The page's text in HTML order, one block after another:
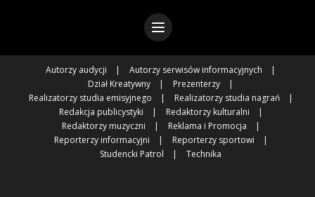
Autorzy audycji
Autorzy serwisów informacyjnych
Dział Kreatywny
Prezenterzy
Realizatorzy studia emisyjnego
Realizatorzy studia nagrań
Redakcja publicystyki
Redaktorzy kulturalni
Redaktorzy muzyczni
Reklama i Promocja
Reporterzy informacyjni
Reporterzy sportowi
Studencki Patrol
Technika